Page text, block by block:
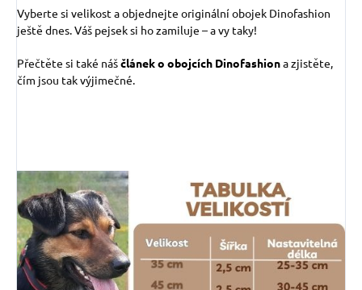
Vyberte si velikost a objednejte originální obojek Dinofashion
ještě dnes. Váš pejsek si ho zamiluje – a vy taky!
Přečtěte si také náščlánek o obojcích Dinofashiona zjistěte,
čím jsou tak výjimečné.